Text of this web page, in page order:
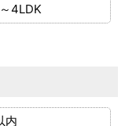
4LDK
内